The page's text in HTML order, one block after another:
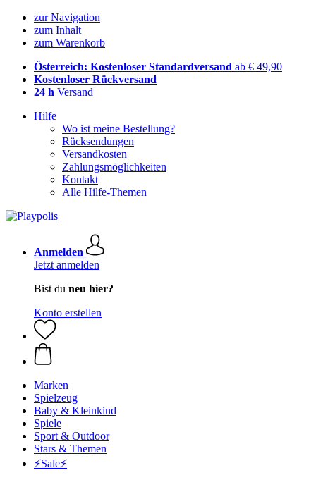
zur Navigation
zum Inhalt
zum Warenkorb
Österreich: Kostenloser Standardversand ab € 49,90
Kostenloser Rückversand
24 h Versand
Hilfe
Wo ist meine Bestellung?
Rücksendungen
Versandkosten
Zahlungsmöglichkeiten
Kontakt
Alle Hilfe-Themen
Anmelden
Jetzt anmelden
Bist du neu hier?
Konto erstellen
Marken
Spielzeug
Baby & Kleinkind
Spiele
Sport & Outdoor
Stars & Themen
⚡️Sale⚡️